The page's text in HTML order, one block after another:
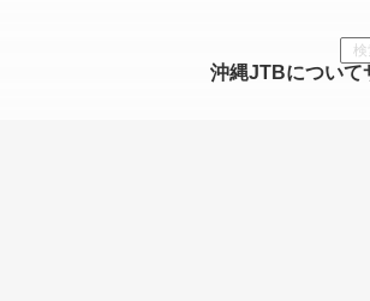
沖縄JTBについて